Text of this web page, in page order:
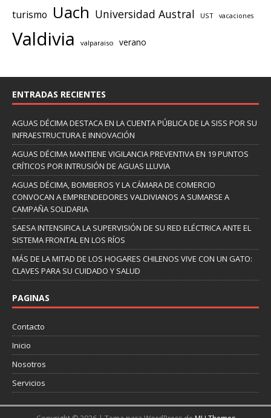
turismo Uach Universidad Austral UST vacaciones
Valdivia valparaiso verano
ENTRADAS RECIENTES
AGUAS DÉCIMA DESTACA EN LA CUENTA PÚBLICA DE LA SISS POR SU
INFRAESTRUCTURA E INNOVACIÓN
AGUAS DÉCIMA MANTIENE VIGILANCIA PREVENTIVA EN 19 PUNTOS
CRÍTICOS POR INTRUSIÓN DE AGUAS LLUVIA
AGUAS DÉCIMA, BOMBEROS Y LA CÁMARA DE COMERCIO
CONVOCAN A EMPRENDEDORES VALDIVIANOS A SUMARSE A
CAMPAÑA SOLIDARIA
SAESA INTENSIFICA LA SUPERVISIÓN DE SU RED ELÉCTRICA ANTE EL
SISTEMA FRONTAL EN LOS RÍOS
MÁS DE LA MITAD DE LOS HOGARES CHILENOS VIVE CON UN GATO:
CLAVES PARA SU CUIDADO Y SALUD
PAGINAS
Contacto
Inicio
Nosotros
Servicios